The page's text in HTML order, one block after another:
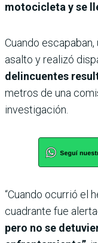
motocicleta y se
Cuando
asalto y realizó
delincuentes
metros de una
investigación.
“Cuando ocurrió el
cuadrante fue
pero no se